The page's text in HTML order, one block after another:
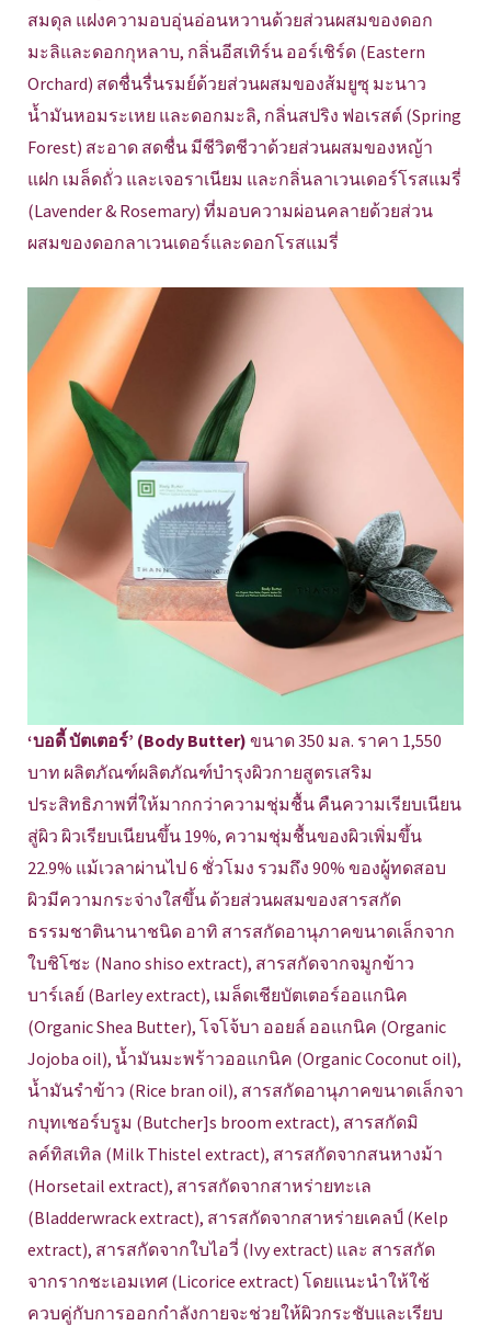
สมดุล แฝงความอบอุ่นอ่อนหวานด้วยส่วนผสมของดอก
มะลิและดอกกุหลาบ, กลิ่นอีสเทิร์น ออร์เชิร์ด (Eastern
Orchard) สดชื่นรื่นรมย์ด้วยส่วนผสมของส้มยูซุ มะนาว
น้ำมันหอมระเหย และดอกมะลิ, กลิ่นสปริง ฟอเรสต์ (Spring
Forest) สะอาด สดชื่น มีชีวิตชีวาด้วยส่วนผสมของหญ้า
แฝก เมล็ดถั่ว และเจอราเนียม และกลิ่นลาเวนเดอร์โรสแมรี่
(Lavender & Rosemary) ที่มอบความผ่อนคลายด้วยส่วน
ผสมของดอกลาเวนเดอร์และดอกโรสแมรี่
‘บอดี้ บัตเตอร์’ (Body Butter) ขนาด 350 มล. ราคา 1,550
บาท ผลิตภัณฑ์ผลิตภัณฑ์บำรุงผิวกายสูตรเสริม
ประสิทธิภาพที่ให้มากกว่าความชุ่มชื้น คืนความเรียบเนียน
สู่ผิว ผิวเรียบเนียนขึ้น 19%, ความชุ่มชื้นของผิวเพิ่มขึ้น
22.9% แม้เวลาผ่านไป 6 ชั่วโมง รวมถึง 90% ของผู้ทดสอบ
ผิวมีความกระจ่างใสขึ้น ด้วยส่วนผสมของสารสกัด
ธรรมชาตินานาชนิด อาทิ สารสกัดอานุภาคขนาดเล็กจาก
ใบชิโซะ (Nano shiso extract), สารสกัดจากจมูกข้าว
บาร์เลย์ (Barley extract), เมล็ดเชียบัตเตอร์ออแกนิค
(Organic Shea Butter), โจโจ้บา ออยล์ ออแกนิค (Organic
Jojoba oil), น้ำมันมะพร้าวออแกนิค (Organic Coconut oil),
น้ำมันรำข้าว (Rice bran oil), สารสกัดอานุภาคขนาดเล็กจา
กบุทเชอร์บรูม (Butcher]s broom extract), สารสกัดมิ
ลค์ทิสเทิล (Milk Thistel extract), สารสกัดจากสนหางม้า
(Horsetail extract), สารสกัดจากสาหร่ายทะเล
(Bladderwrack extract), สารสกัดจากสาหร่ายเคลป์ (Kelp
extract), สารสกัดจากใบไอวี่ (Ivy extract) และ สารสกัด
จากรากชะเอมเทศ (Licorice extract) โดยแนะนำให้ใช้
ควบคู่กับการออกกำลังกายจะช่วยให้ผิวกระชับและเรียบ